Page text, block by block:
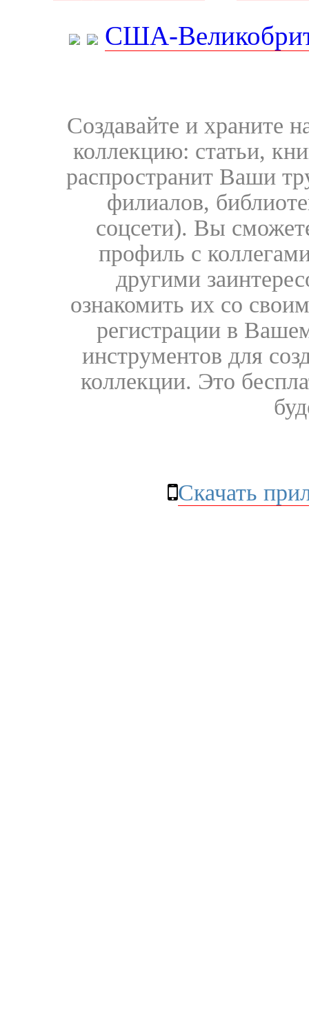
США-
Создавайте и храните
коллекцию: статьи,
распространит Ваши
филиалов,
соцсети). Вы
профиль с
другими
ознакомить их со
регистрации в
инструментов для
коллекции. Это
Скачать